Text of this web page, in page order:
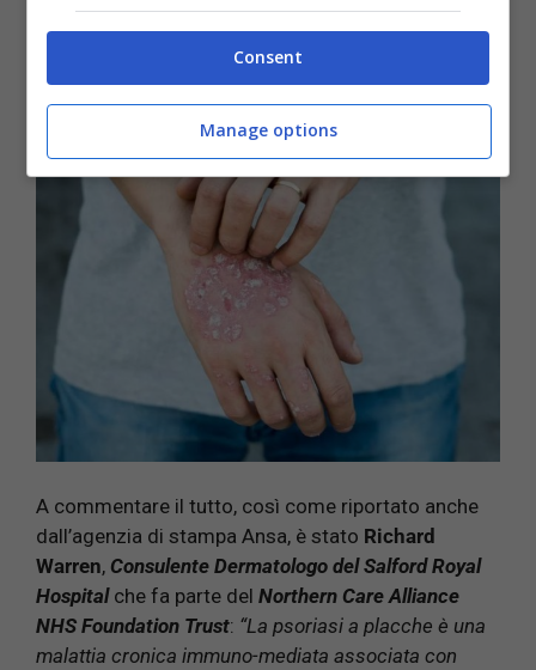
questione, dunque, sono stati presentati durate
European Academy of
Dermatology (EADV) Spring Symposium
, tenutosi
il 12 al 14 maggio 2022.
A commentare il tutto, così come riportato anche
dall’agenzia di stampa Ansa, è stato Richard
Warren, Consulente Dermatologo del Salford Royal
Hospitalche fa parte del Northern Care Alliance
NHS Foundation Trust: “La psoriasi a placche è una
malattia cronica immuno-mediata associata con
Consent
Manage options